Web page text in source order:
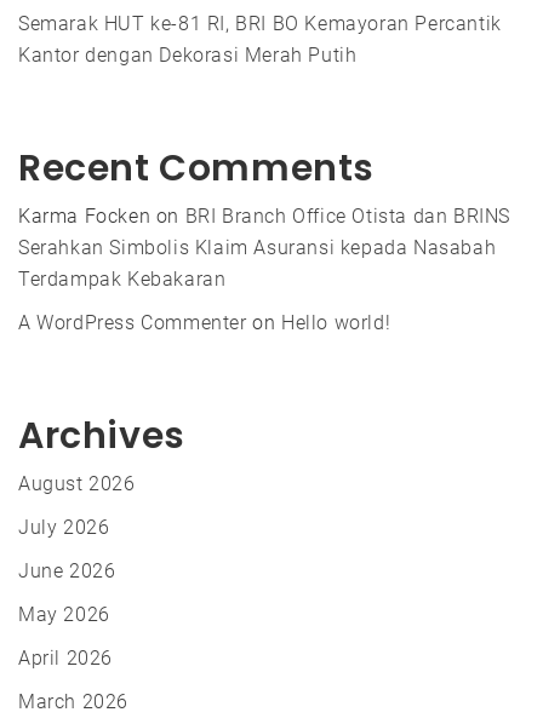
Semarak HUT ke-81 RI, BRI BO Kemayoran Percantik
Kantor dengan Dekorasi Merah Putih
Recent Comments
Karma Focken on BRI Branch Office Otista dan BRINS
Serahkan Simbolis Klaim Asuransi kepada Nasabah
Terdampak Kebakaran
A WordPress Commenteron Hello world!
Archives
August 2026
July 2026
June 2026
May 2026
April 2026
March 2026